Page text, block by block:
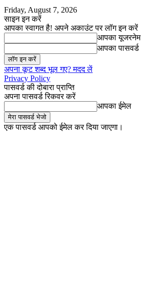
Friday, August 7, 2026
साइन इन करें
आपका स्वागत है! अपने अकाउंट पर लॉग इन करें
आपका यूजरनेम
आपका पासवर्ड
अपना कूट शब्द भूल गए? मदद लें
Privacy Policy
पासवर्ड की दोबारा प्राप्ति
अपना पासवर्ड रिकवर करें
आपका ईमेल
एक पासवर्ड आपको ईमेल कर दिया जाएगा।